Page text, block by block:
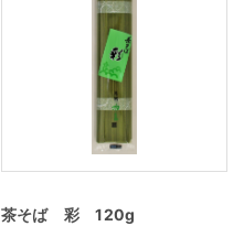
茶そば 彩 120g